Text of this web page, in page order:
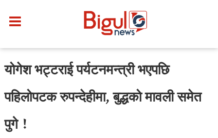
योगेश भट्टराई पर्यटनमन्त्री भएपछि
पहिलोपटक रुपन्देहीमा, बुद्धको मावली समेत
पुगे !